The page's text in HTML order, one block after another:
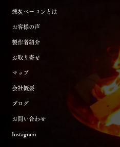
燻炙ベーコンとは
お客様の声
製作者紹介
お取り寄せ
マップ
会社概要
ブログ
お問い合わせ
Instagram